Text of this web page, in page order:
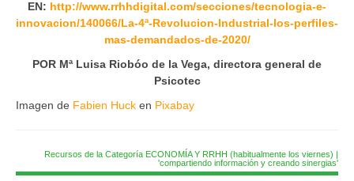
EN: http://www.rrhhdigital.com/secciones/tecnologia-e-
innovacion/140066/La-4ª-Revolucion-Industrial-los-perfiles-
mas-demandados-de-2020/
POR Mª Luisa Riobóo de la Vega, directora general de
Psicotec
Imagen de Fabien Huck en Pixabay
Recursos de la Categoría ECONOMÍA Y RRHH (habitualmente los viernes) |
'compartiendo información y creando sinergias'